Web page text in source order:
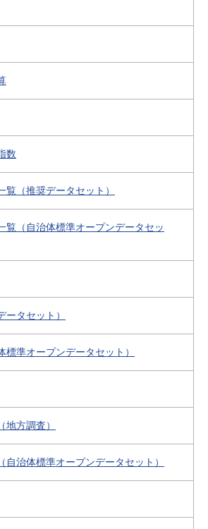
数
覧（推奨データセット）
覧（自治体標準オープンデータセッ
タセット）
標準オープンデータセット）
方調査）
自治体標準オープンデータセット）